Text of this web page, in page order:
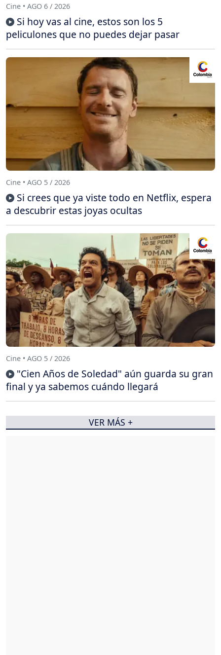
Cine • AGO 6 / 2026
Si hoy vas al cine, estos son los 5
peliculones que no puedes dejar pasar
Cine • AGO 5 / 2026
Si crees que ya viste todo en Netflix, espera
a descubrir estas joyas ocultas
Cine • AGO 5 / 2026
"Cien Años de Soledad" aún guarda su gran
final y ya sabemos cuándo llegará
VER MÁS +